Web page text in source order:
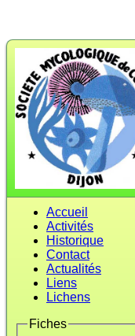
Accueil
Activités
Historique
Contact
Actualités
Liens
Lichens
Fiches